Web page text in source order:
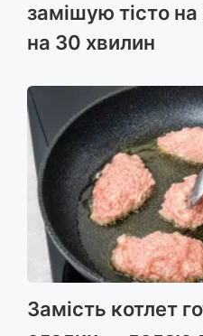
замішую тісто
на 30 хвилин
Замість котлет